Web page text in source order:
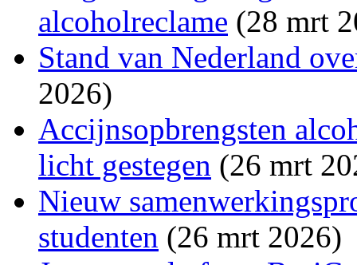
alcoholreclame (28 mrt
Stand van Nederland
2026)
Accijnsopbrengsten
licht gestegen (26 mrt
Nieuw
studenten (26 mrt 2026)